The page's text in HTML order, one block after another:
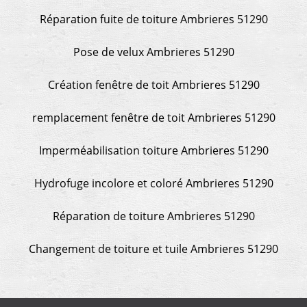
Réparation fuite de toiture Ambrieres 51290
Pose de velux Ambrieres 51290
Création fenêtre de toit Ambrieres 51290
remplacement fenêtre de toit Ambrieres 51290
Imperméabilisation toiture Ambrieres 51290
Hydrofuge incolore et coloré Ambrieres 51290
Réparation de toiture Ambrieres 51290
Changement de toiture et tuile Ambrieres 51290